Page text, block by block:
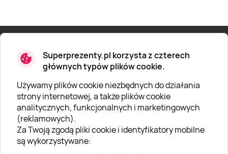
Superprezenty.pl korzysta z czterech
głównych typów plików cookie.
Używamy plików cookie niezbędnych do działania
strony internetowej, a także plików cookie
analitycznych, funkcjonalnych i marketingowych
(reklamowych).
Za Twoją zgodą pliki cookie i identyfikatory mobilne
są wykorzystywane:
Newsletter
Nowości, zniżki i wiele więcej!
* Wyrażam zgodę na przetwarzanie moich danych
osobowych określonych wPolityce prywatnościSuper
Prezenty.